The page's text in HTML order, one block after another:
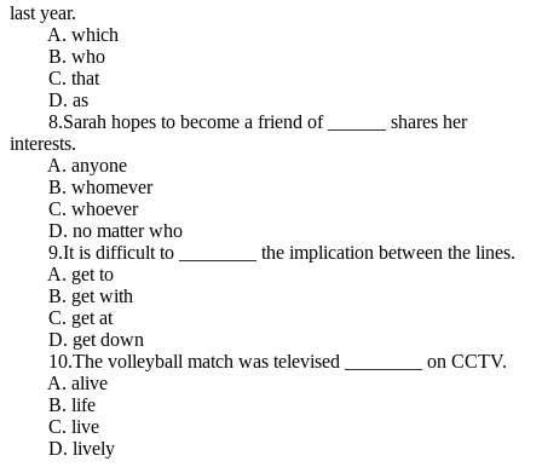
last year.
A. which
B. who
C. that
D. as
8.Sarah hopes to become a friend of ______ shares her
interests.
A. anyone
B. whomever
C. whoever
D. no matter who
9.It is difficult to ________ the implication between the lines.
A. get to
B. get with
C. get at
D. get down
10.The volleyball match was televised ________ on CCTV.
A. alive
B. life
C. live
D. lively